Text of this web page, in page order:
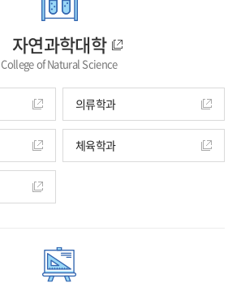
자연과학대학
College of Natural Science
의류학과
체육학과